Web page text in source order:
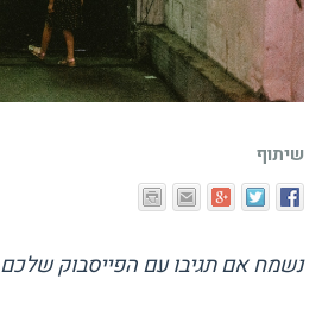
שיתוף
נשמח אם תגיבו עם הפייסבוק שלכם